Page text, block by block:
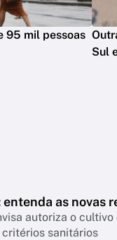
95 mil pessoas
Sul
as novas
autoriza o
sanitários